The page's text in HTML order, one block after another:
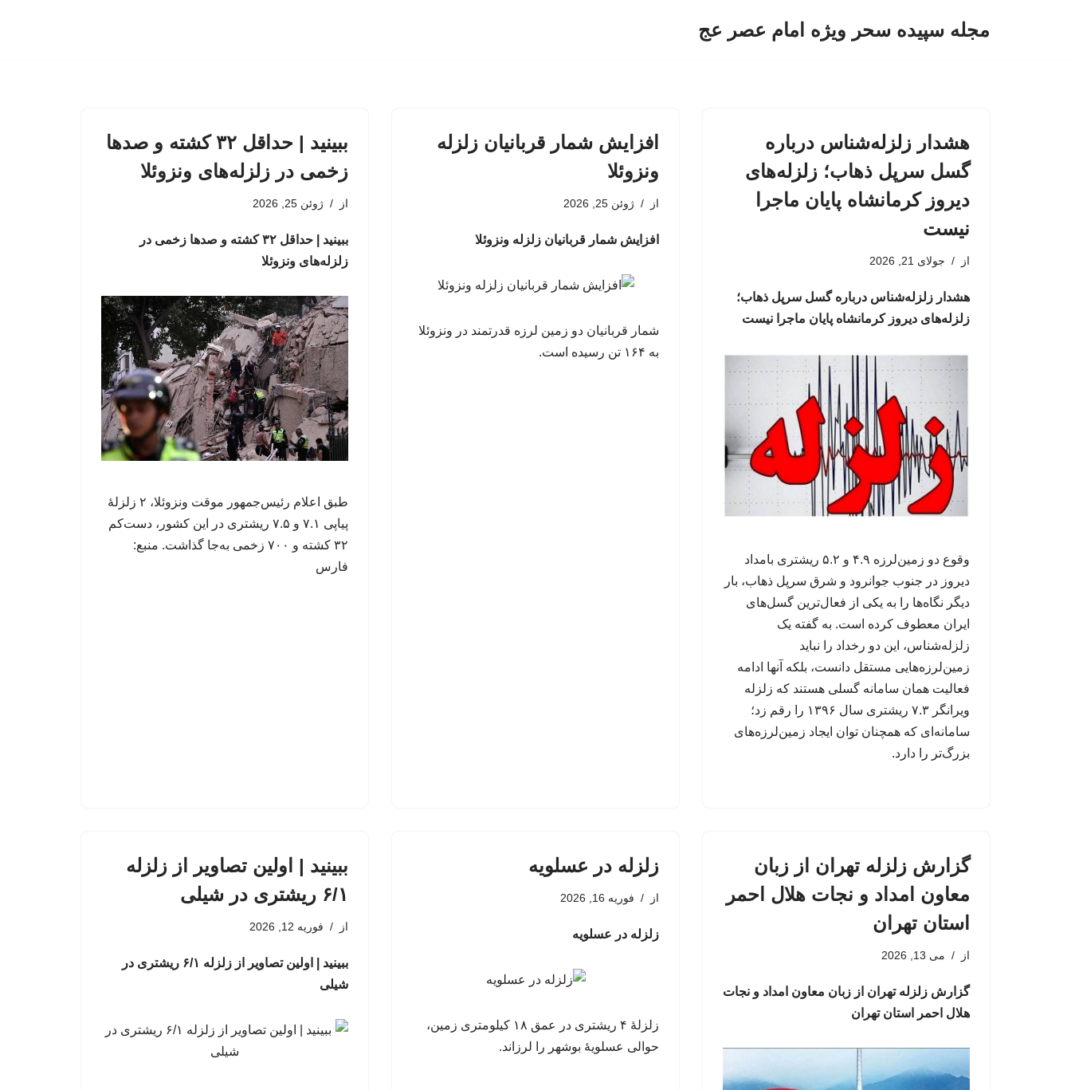
مجله سپیده سحر ویژه امام عصر عج
هشدار زلزله‌شناس درباره
گسل سرپل ذهاب؛ زلزله‌های
دیروز کرمانشاه پایان ماجرا
نیست
از جولای 21, 2026
هشدار زلزله‌شناس درباره گسل سرپل ذهاب؛
زلزله‌های دیروز کرمانشاه پایان ماجرا نیست
وقوع دو زمین‌لرزه ۴.۹ و ۵.۲ ریشتری بامداد
دیروز در جنوب جوانرود و شرق سرپل ذهاب، بار
دیگر نگاه‌ها را به یکی از فعال‌ترین گسل‌های
ایران معطوف کرده است. به گفته یک
زلزله‌شناس، این دو رخداد را نباید
زمین‌لرزه‌هایی مستقل دانست، بلکه آنها ادامه
فعالیت همان سامانه گسلی هستند که زلزله
ویرانگر ۷.۳ ریشتری سال ۱۳۹۶ را رقم زد؛
سامانه‌ای که همچنان توان ایجاد زمین‌لرزه‌های
بزرگ‌تر را دارد.
افزایش شمار قربانیان زلزله
ونزوئلا
از ژوئن 25, 2026
افزایش شمار قربانیان زلزله ونزوئلا
شمار قربانیان دو زمین لرزه قدرتمند در ونزوئلا
به ۱۶۴ تن رسیده است.
ببینید | حداقل ۳۲ کشته و صدها
زخمی در زلزله‌های ونزوئلا
از ژوئن 25, 2026
ببینید | حداقل ۳۲ کشته و صدها زخمی در
زلزله‌های ونزوئلا
طبق اعلام رئیس‌جمهور موقت ونزوئلا، ۲ زلزلهٔ
پیاپی ۷.۱ و ۷.۵ ریشتری در این کشور، دست‌کم
۳۲ کشته و ۷۰۰ زخمی به‌جا گذاشت. منبع:
فارس
گزارش زلزله تهران از زبان
معاون امداد و نجات هلال احمر
استان تهران
از می 13, 2026
گزارش زلزله تهران از زبان معاون امداد و نجات
هلال احمر استان تهران
زلزله در عسلویه
از فوریه 16, 2026
زلزله در عسلویه
زلزلۀ ۴ ریشتری در عمق ۱۸ کیلومتری زمین،
حوالی عسلویۀ بوشهر را لرزاند.
ببینید | اولین تصاویر از زلزله
۶/۱ ریشتری در شیلی
از فوریه 12, 2026
ببینید | اولین تصاویر از زلزله ۶/۱ ریشتری در
شیلی